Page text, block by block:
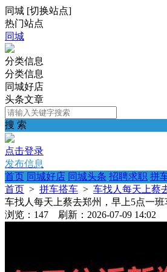
同城 [切换站点]
热门站点
同城
分类信息
分类信息
同城好店
头条文章
搜 索
点击登录
发布信息
首页 同城好店 同城头条 招聘求职 拼
首页 > 拼车搭车 > 车找人每天上蔡
车找人每天上蔡去郑州，早上5点一班
浏览：147 刷新：2026-07-09 14:02